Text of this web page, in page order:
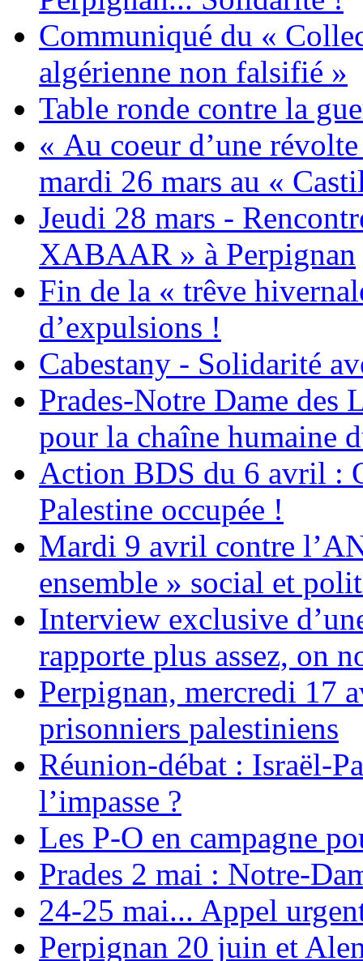
Communiqué du «
algérienne non falsifié »
Table ronde contre la
« Au coeur d’une
mardi 26 mars au «
Jeudi 28 mars -
XABAAR » à Perpignan
Fin de la « trêve
d’expulsions !
Cabestany - Solidarité
Prades-Notre Dame des
pour la chaîne humaine
Action BDS du 6 avril :
Palestine occupée !
Mardi 9 avril contre
ensemble » social et
Interview exclusive
rapporte plus assez, on
Perpignan, mercredi 17
prisonniers palestiniens
Réunion-débat : Israël-
l’impasse ?
Les P-O en campagne
Prades 2 mai : Notre-
24-25 mai... Appel
Perpignan 20 juin et